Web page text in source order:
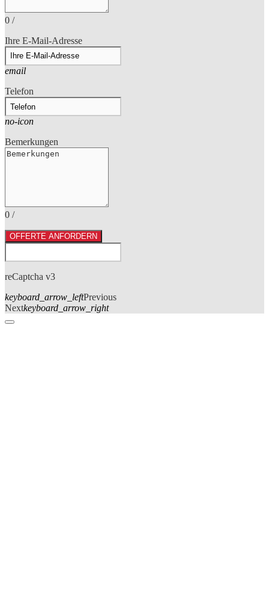
0 /
Ihre E-Mail-Adresse
email
Telefon
no-icon
Bemerkungen
0 /
OFFERTE ANFORDERN
reCaptcha v3
keyboard_arrow_leftPrevious
Nextkeyboard_arrow_right